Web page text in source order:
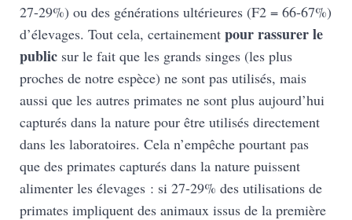
27-29%) ou des générations ultérieures (F2 = 66-67%)
d’élevages. Tout cela, certainement pour rassurer le
public sur le fait que les grands singes (les plus
proches de notre espèce) ne sont pas utilisés, mais
aussi que les autres primates ne sont plus aujourd’hui
capturés dans la nature pour être utilisés directement
dans les laboratoires. Cela n’empêche pourtant pas
que des primates capturés dans la nature puissent
alimenter les élevages : si 27-29% des utilisations de
primates impliquent des animaux issus de la première